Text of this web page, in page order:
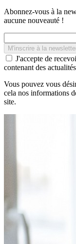
Abonnez-vous à la
aucune nouveauté !
J'accepte de
contenant des
Vous pouvez vous
cela nos informations
site.